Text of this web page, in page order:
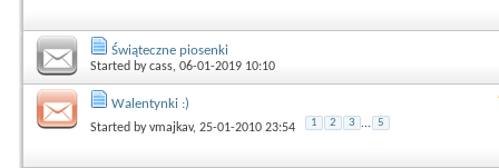
Świąteczne piosenki
Started bycass, 06-01-2019 10:10
Walentynki :)
Started byvmajkav, 25-01-2010 23:54 1 2 3 ... 5